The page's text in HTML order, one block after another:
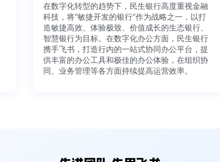
在数字化转型的趋势下，民生银行高度重视金融
科技，将“敏捷开发的银行”作为战略之一，以打
造敏捷高效、体验极致、价值成长的生态银行、
智慧银行为目标。在数字化办公方面，民生银行
携手飞书，打造行内的一站式协同办公平台，提
供丰富的办公工具和极佳的办公体验，在组织协
同、业务管理等各方面持续提高运营效率。